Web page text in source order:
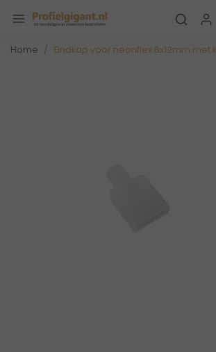
Home Eindkap voor neonflex 6x12mm